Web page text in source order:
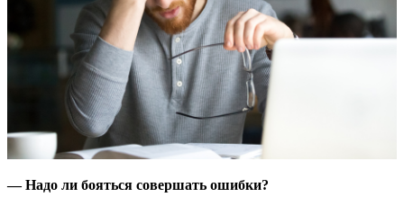
— Надо ли бояться совершать ошибки?